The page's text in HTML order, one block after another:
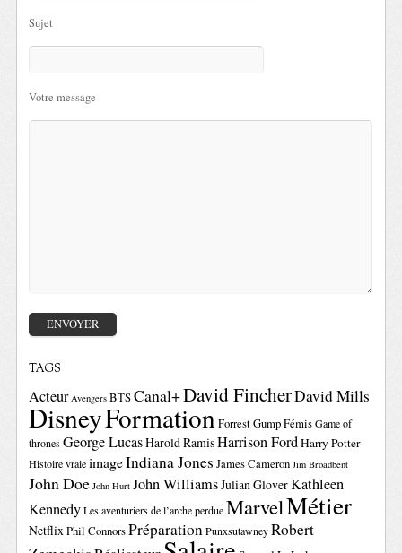
Sujet
Votre message
TAGS
Acteur Avengers BTSCanal+David FincherDavid Mills
DisneyFormation Forrest GumpFémis Game of
thrones George LucasHarold RamisHarrison FordHarry Potter
Histoire vraie imageIndiana Jones James Cameron Jim Broadbent
John Doe John Hurt John WilliamsJulian GloverKathleen
Kennedy Les aventuriers de l’arche perdue MarvelMétier
Netflix Phil ConnorsPréparation Punxsutawney Robert